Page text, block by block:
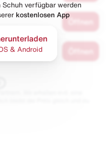
verfügbar werden
kostenlosen App
& Android